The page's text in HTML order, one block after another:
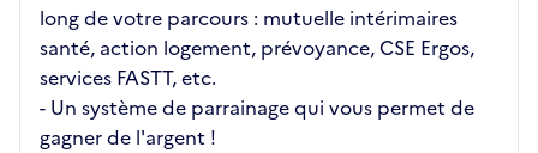
long de votre parcours : mutuelle intérimaires
santé, action logement, prévoyance, CSE Ergos,
services FASTT, etc.
- Un système de parrainage qui vous permet de
gagner de l'argent !